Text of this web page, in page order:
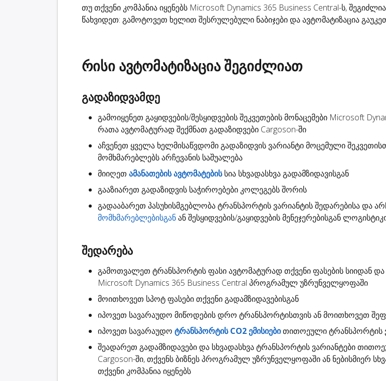
თუ თქვენი კომპანია იყენებს Microsoft Dynamics 365 Business Central-ს,
წახვიდეთ: გამოტოვეთ ხელით შესრულებული ნაბიჯები და ავტომატიზაცია
რისი ავტომატიზაცია შეგიძლიათ
გადაზიდვამდე
გამოიყენეთ გაყიდვების/შესყიდვების შეკვეთების მონაცემები Microsoft
რათა ავტომატურადშექმნათ გადაზიდვები Cargoson-ში
აჩვენეთ ყველა ხელმისაწვდომიგადაზიდვის ვარიანტიმოცემული
მომხმარებლებს არჩევანის საშუალება
მიიღეთ ამანათების ავტომატებისსია სხვადასხვა გადამზიდავისგან
გააზიარეთ გადაზიდვის საჭიროებები კოლეგებს შორის
გადააბარეთ პასუხისმგებლობატრანსპორტის ვარიანტის შედარებისა და
მომხმარებლებისგანან შესყიდვების/გაყიდვების მენეჯერებისგან
შედარება
გამოთვალეთ ტრანსპორტის ფასიავტომატურად თქვენი ფასების სიიდან და
Microsoft Dynamics 365 Business Central პროგრამულ უზრუნველყოფაში
მოითხოვეთ სპოტ ფასებითქვენი გადამზიდავებისგან
იპოვეთ სავარაუდო მიწოდების დრო ტრანსპორტისთვის ან მოითხოვეთ
იპოვეთ სავარაუდო ტრანსპორტის CO2 ემისიებითითოეული ტრანსპორტის
შეადარეთ გადამზიდავებიდა სხვადასხვა ტრანსპორტის ვარიანტები
Cargoson-ში, თქვენს ბიზნეს პროგრამულ უზრუნველყოფაში ან ნებისმიერ
თქვენი კომპანია იყენებს